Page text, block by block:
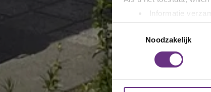
Informatie
Uw apparaat
Lees meer over hoe
toestemming op elk
websiteverkeer te
Noodzakelijk